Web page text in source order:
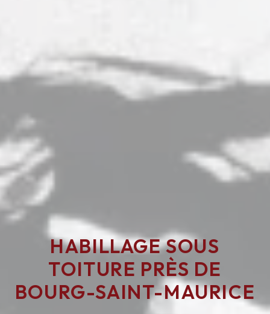
HABILLAGE SOUS
TOITURE PRÈS DE
BOURG-SAINT-MAURICE